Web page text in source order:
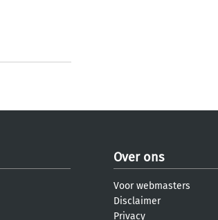
Over ons
Voor webmasters
Disclaimer
Privacy